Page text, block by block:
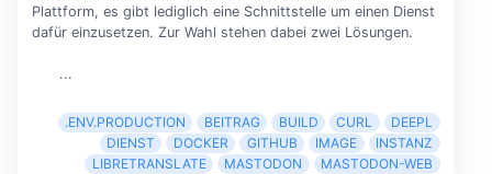
Plattform, es gibt lediglich eine Schnittstelle um einen Dienst
dafür einzusetzen. Zur Wahl stehen dabei zwei Lösungen.
...
.ENV.PRODUCTION BEITRAG BUILD CURL
DEEPL
DIENST
DOCKER GITHUB IMAGE
INSTANZ
LIBRETRANSLATE
MASTODON
MASTODON-WEB